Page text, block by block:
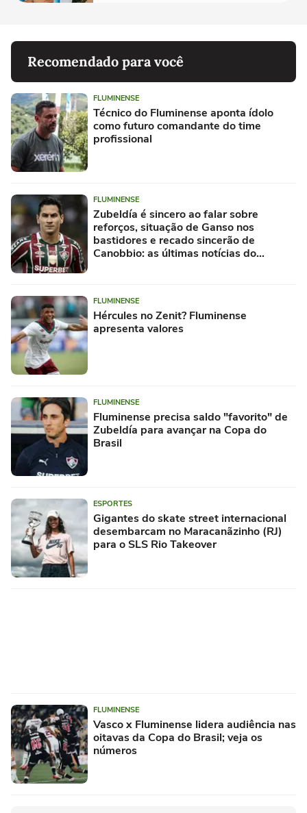
Recomendado para você
FLUMINENSE
Técnico do Fluminense aponta ídolo
como futuro comandante do time
profissional
FLUMINENSE
Zubeldía é sincero ao falar sobre
reforços, situação de Ganso nos
bastidores e recado sincerão de
Canobbio: as últimas notícias do
FLUMINENSE
Hércules no Zenit? Fluminense
apresenta valores
FLUMINENSE
Fluminense precisa saldo "favorito" de
Zubeldía para avançar na Copa do
Brasil
ESPORTES
Gigantes do skate street internacional
desembarcam no Maracanãzinho (RJ)
para o SLS Rio Takeover
FLUMINENSE
Vasco x Fluminense lidera audiência nas
oitavas da Copa do Brasil; veja os
números